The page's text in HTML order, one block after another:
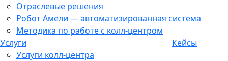
Отраслевые решения
Робот Амели — автоматизированная система
Методика по работе с колл-центром
Услуги
Услуги колл-центра
Кейсы